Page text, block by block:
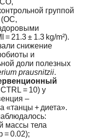
группой
21.3 ± 1.3 kg/m²).
снижение
и
доли полезных
prausnitzii.
= 10) у
–
«танцы + диета».
массы тела
= 0.02);